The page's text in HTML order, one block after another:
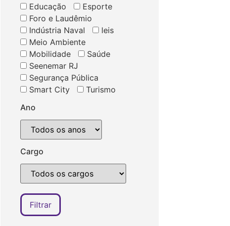
Educação
Esporte
Foro e Laudêmio
Indústria Naval
leis
Meio Ambiente
Mobilidade
Saúde
Seenemar RJ
Segurança Pública
Smart City
Turismo
Ano
Cargo